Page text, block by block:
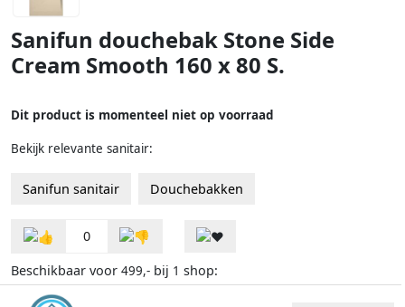
Sanifun douchebak Stone Side
Cream Smooth 160 x 80 S.
Dit product is momenteel niet op voorraad
Bekijk relevante sanitair:
Sanifun sanitair Douchebakken
0
Beschikbaar voor 499,- bij 1 shop: